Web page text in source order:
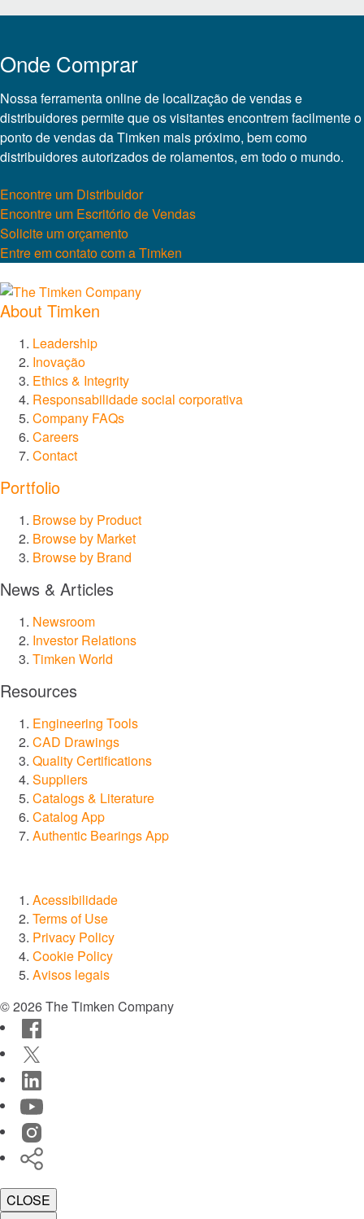
Onde Comprar
Nossa ferramenta online de localização de vendas e
distribuidores permite que os visitantes encontrem facilmente o
ponto de vendas da Timken mais próximo, bem como
distribuidores autorizados de rolamentos, em todo o mundo.
Encontre um Distribuidor
Encontre um Escritório de Vendas
Solicite um orçamento
Entre em contato com a Timken
About Timken
Leadership
Inovação
Ethics & Integrity
Responsabilidade social corporativa
Company FAQs
Careers
Contact
Portfolio
Browse by Product
Browse by Market
Browse by Brand
News & Articles
Newsroom
Investor Relations
Timken World
Resources
Engineering Tools
CAD Drawings
Quality Certifications
Suppliers
Catalogs & Literature
Catalog App
Authentic Bearings App
Acessibilidade
Terms of Use
Privacy Policy
Cookie Policy
Avisos legais
© 2026 The Timken Company
Facebook
Twitter
LinkedIn
YouTube
Instagram
Timken
World
CLOSE